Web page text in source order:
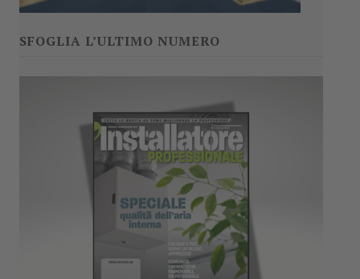
SFOGLIA L’ULTIMO NUMERO